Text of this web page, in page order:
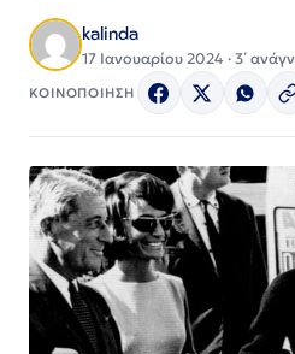
kalinda
17 Ιανουαρίου 2024 · 3΄
ΚΟΙΝΟΠΟΙΗΣΗ